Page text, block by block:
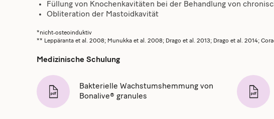
Füllung von Knochenkavitäten bei der Behandlung von
Obliteration der Mastoidkavität
*nicht‐osteoinduktiv
** Leppäranta et al. 2008; Munukka et al. 2008; Drago et al. 2013; Drago et al. 2014;
Medizinische Schulung
Bakterielle Wachstumshemmung von
Bonalive® granules